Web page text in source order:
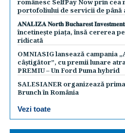
românesc SelfPay Now prin cea
portofoliului de servicii de până
𝐀𝐍𝐀𝐋𝐈𝐙𝐀 𝐍𝐨𝐫𝐭𝐡 𝐁𝐮𝐜𝐡𝐚𝐫𝐞𝐬𝐭
încetinește piața, însă cererea
ridicată
OMNIASIG lansează campania
câștigător”, cu premii lunare
PREMIU – Un Ford Puma hybrid
SALESIANER organizează
Brunch în România
Vezi toate